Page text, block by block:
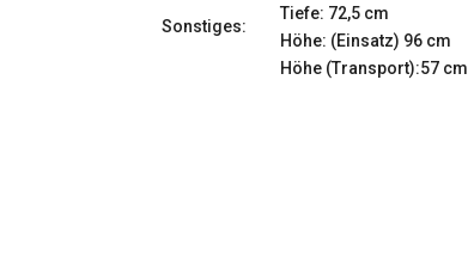
Sonstiges:
Tiefe: 72,5 cm
Höhe: (Einsatz) 96 cm
Höhe (Transport):57 cm